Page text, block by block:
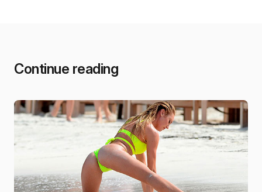
Continue reading